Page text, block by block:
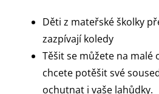
Děti z mateřské školky
zazpívají koledy
Těšit se můžete na malé
chcete potěšit své
ochutnat i vaše lahůdky.